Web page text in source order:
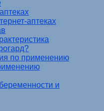
аптеках
по применению
и